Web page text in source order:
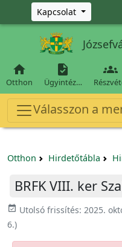
Ugrás a fő tartalomra
Kapcsolat

Otthon

Ügyintéz…

Válasszon a
Otthon Hirdetőtábla
BRFK VIII. ker
event_available Utolsó frissítés: 2025.
6.)